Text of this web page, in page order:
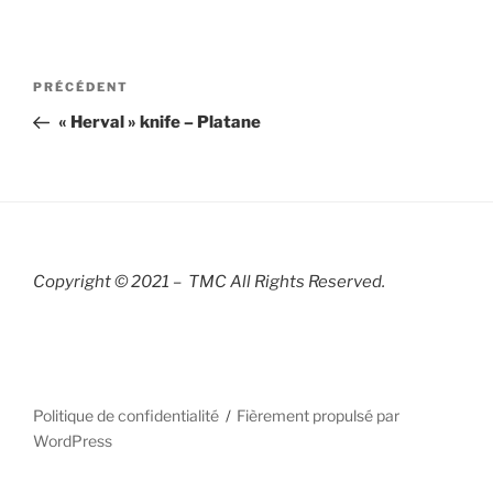
Navigation
l’article
Article
précédent
PRÉCÉDENT
« Herval » knife – Platane
Copyright © 2021 – TMC All Rights Reserved.
Politique de confidentialité
Fièrement propulsé par
WordPress